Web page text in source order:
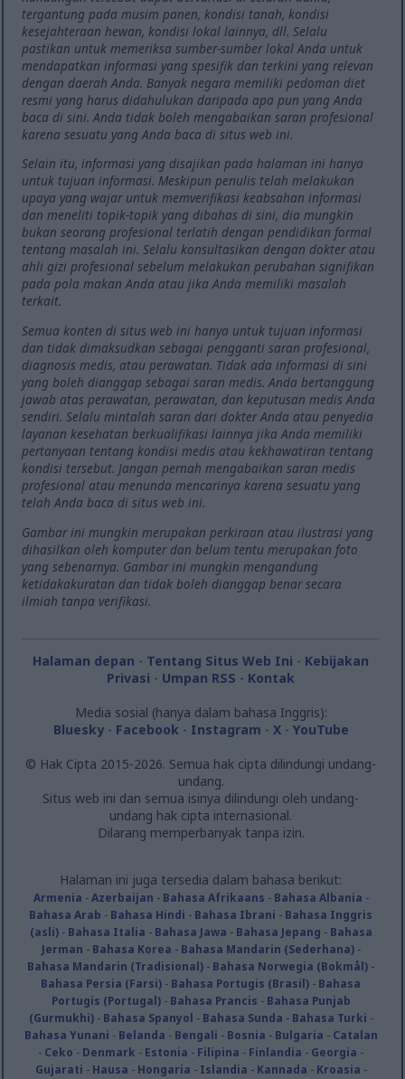
tergantung pada musim panen, kondisi tanah, kondisi
kesejahteraan hewan, kondisi lokal lainnya, dll. Selalu
pastikan untuk memeriksa sumber-sumber lokal Anda untuk
mendapatkan informasi yang spesifik dan terkini yang relevan
dengan daerah Anda. Banyak negara memiliki pedoman diet
resmi yang harus didahulukan daripada apa pun yang Anda
baca di sini. Anda tidak boleh mengabaikan saran profesional
karena sesuatu yang Anda baca di situs web ini.
Selain itu, informasi yang disajikan pada halaman ini hanya
untuk tujuan informasi. Meskipun penulis telah melakukan
upaya yang wajar untuk memverifikasi keabsahan informasi
dan meneliti topik-topik yang dibahas di sini, dia mungkin
bukan seorang profesional terlatih dengan pendidikan formal
tentang masalah ini. Selalu konsultasikan dengan dokter atau
ahli gizi profesional sebelum melakukan perubahan signifikan
pada pola makan Anda atau jika Anda memiliki masalah
terkait.
Semua konten di situs web ini hanya untuk tujuan informasi
dan tidak dimaksudkan sebagai pengganti saran profesional,
diagnosis medis, atau perawatan. Tidak ada informasi di sini
yang boleh dianggap sebagai saran medis. Anda bertanggung
jawab atas perawatan, perawatan, dan keputusan medis Anda
sendiri. Selalu mintalah saran dari dokter Anda atau penyedia
layanan kesehatan berkualifikasi lainnya jika Anda memiliki
pertanyaan tentang kondisi medis atau kekhawatiran tentang
kondisi tersebut. Jangan pernah mengabaikan saran medis
profesional atau menunda mencarinya karena sesuatu yang
telah Anda baca di situs web ini.
Gambar ini mungkin merupakan perkiraan atau ilustrasi yang
dihasilkan oleh komputer dan belum tentu merupakan foto
yang sebenarnya. Gambar ini mungkin mengandung
ketidakakuratan dan tidak boleh dianggap benar secara
ilmiah tanpa verifikasi.
Halaman depan - Tentang Situs Web Ini - Kebijakan
Privasi - Umpan RSS - Kontak
Media sosial (hanya dalam bahasa Inggris):
Bluesky- Facebook - Instagram - X- YouTube
© Hak Cipta 2015-2026. Semua hak cipta dilindungi undang-
undang.
Situs web ini dan semua isinya dilindungi oleh undang-
undang hak cipta internasional.
Dilarang memperbanyak tanpa izin.
Halaman ini juga tersedia dalam bahasa berikut:
Armenia -Azerbaijan - Bahasa Afrikaans - Bahasa Albania -
Bahasa Arab - Bahasa Hindi - Bahasa Ibrani - Bahasa Inggris
(asli)- Bahasa Italia - Bahasa Jawa - Bahasa Jepang - Bahasa
Jerman - Bahasa Korea - Bahasa Mandarin (Sederhana)-
Bahasa Mandarin (Tradisional) - Bahasa Norwegia (Bokmål) -
Bahasa Persia (Farsi) - Bahasa Portugis (Brasil) - Bahasa
Portugis (Portugal)- Bahasa Prancis - Bahasa Punjab
(Gurmukhi)- Bahasa Spanyol - Bahasa Sunda - Bahasa Turki -
Bahasa Yunani - Belanda - Bengali - Bosnia - Bulgaria - Catalan
- Ceko - Denmark - Estonia - Filipina - Finlandia - Georgia -
Gujarati - Hausa - Hongaria - Islandia - Kannada - Kroasia -